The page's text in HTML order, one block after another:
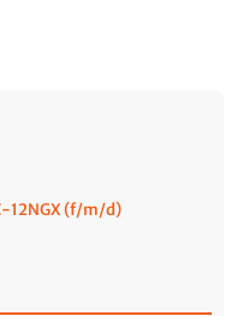
12NGX (f/m/d)